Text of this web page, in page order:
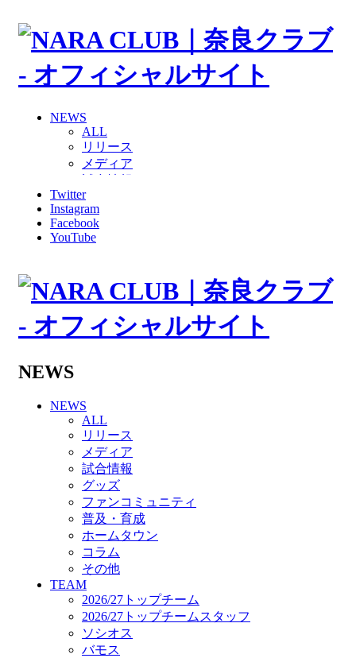
NEWS
ALL
リリース
メディア
グッズ
ファンコミュニティ
普及・育成
ホームタウン
その他
TEAM
2026/27トップチームスタッフ
ビクトリーロード
HOMEGAME
観戦ルール＆マナー
ホームゲーム運営管理規定
Jリーグ運営管理規定
写真・動画使用ガイドライン
ロートフィールド奈良
SCHEDULE
2026/27
練習見学時のファンサービスについて
TICKET
奈良クラブ明治安田J3リーグ2026/27シーズン
試合観戦チケット
奈良クラブ明治安田Ｊ3リーグ 2026/27シーズ
ン「鹿パス」
観戦ルール＆マナー
Twitter
Instagram
Facebook
YouTube
NEWS
NEWS
ALL
リリース
メディア
試合情報
グッズ
ファンコミュニティ
普及・育成
ホームタウン
コラム
その他
TEAM
2026/27トップチーム
2026/27トップチームスタッフ
ソシオス
バモス